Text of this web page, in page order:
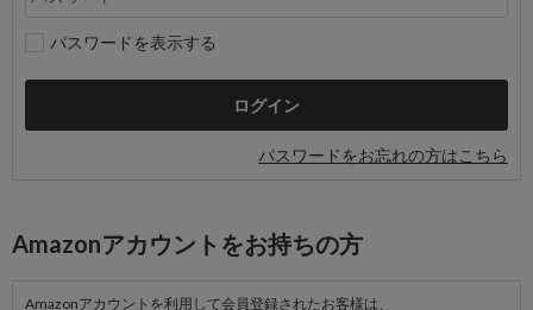
パスワードを表示する
パスワードをお忘れの方はこちら
Amazonアカウントをお持ちの方
Amazonアカウントを利用して会員登録されたお客様は、